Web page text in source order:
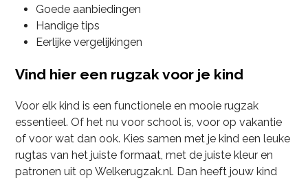
Goede aanbiedingen
Handige tips
Eerlijke vergelijkingen
Vind hier een rugzak voor je kind
Voor elk kind is een functionele en mooie rugzak
essentieel. Of het nu voor school is, voor op vakantie
of voor wat dan ook. Kies samen met je kind een leuke
rugtas van het juiste formaat, met de juiste kleur en
patronen uit op Welkerugzak.nl. Dan heeft jouw kind